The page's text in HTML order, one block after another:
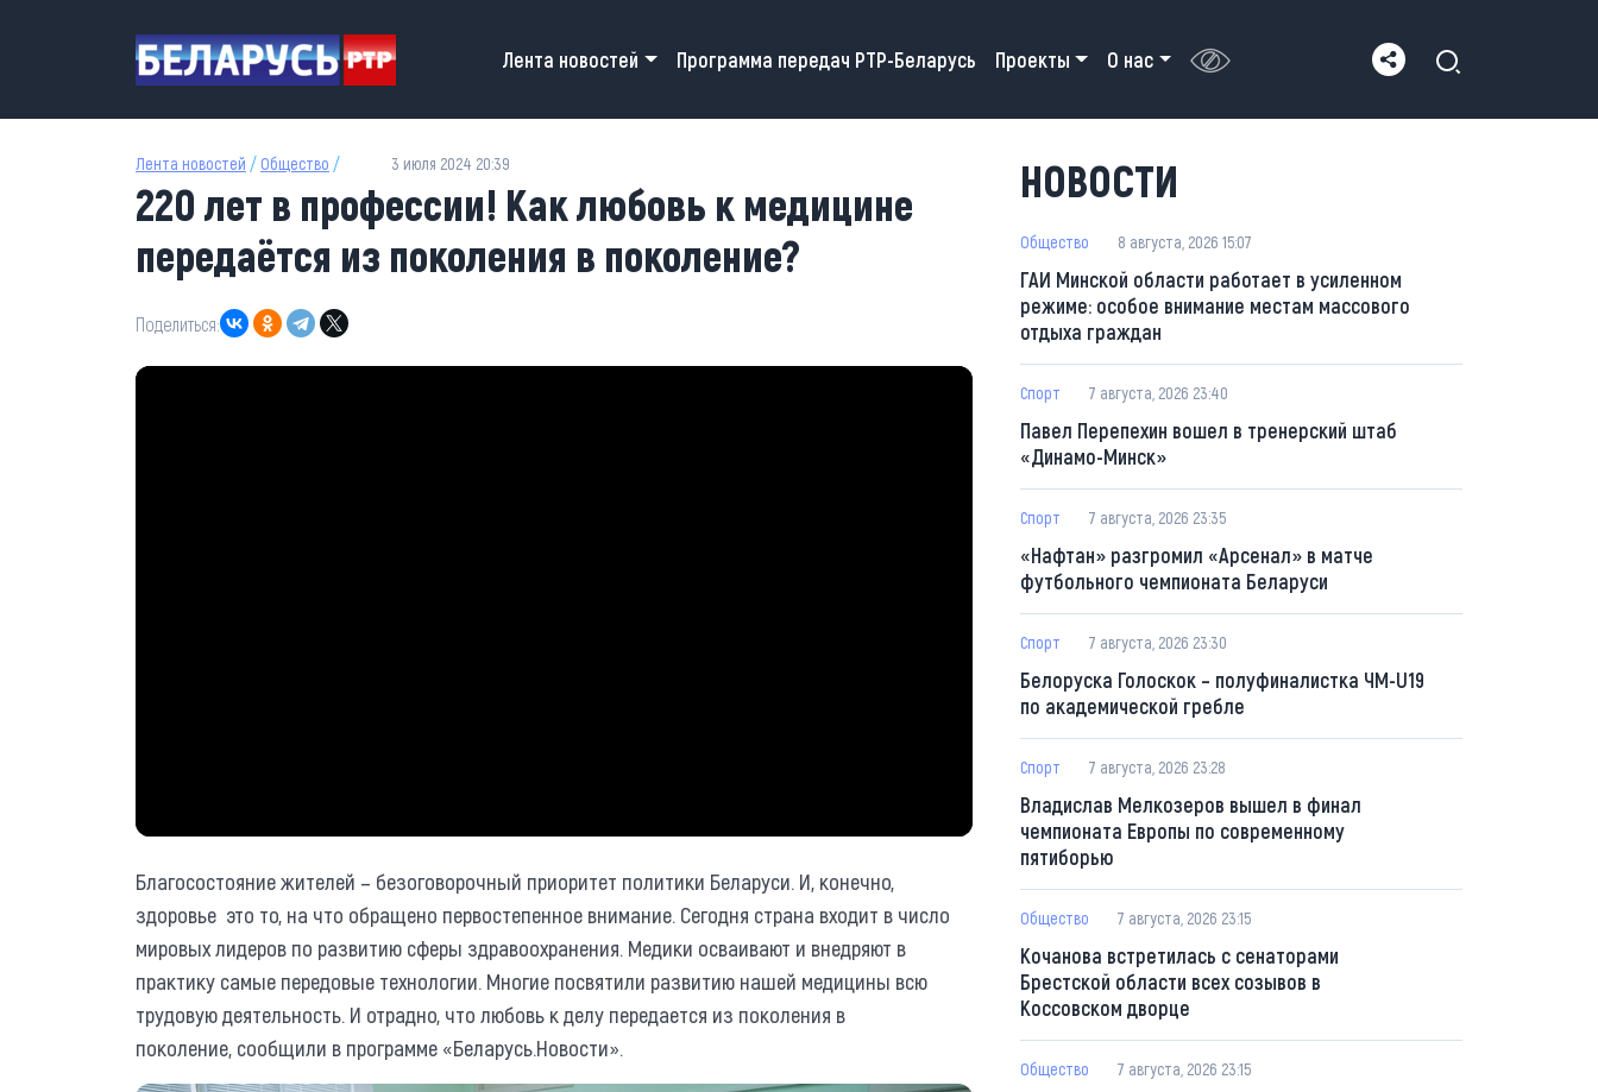
Main navigation
Лента новостей Программа передач РТР-Беларусь Проекты О нас
Лента новостей / Общество / 3 июля 2024 20:39
220 лет в профессии! Как любовь к медицине
передаётся из поколения в поколение?
Поделиться:
Благосостояние жителей – безоговорочный приоритет политики Беларуси. И, конечно,
здоровье это то, на что обращено первостепенное внимание. Сегодня страна входит в число
мировых лидеров по развитию сферы здравоохранения. Медики осваивают и внедряют в
практику самые передовые технологии. Многие посвятили развитию нашей медицины всю
трудовую деятельность. И отрадно, что любовь к делу передается из поколения в
поколение, сообщили в программе «Беларусь.Новости».
НОВОСТИ
Общество 8 августа, 2026 15:07
ГАИ Минской области работает в усиленном
режиме: особое внимание местам массового
отдыха граждан
Спорт 7 августа, 2026 23:40
Павел Перепехин вошел в тренерский штаб
«Динамо-Минск»
Спорт 7 августа, 2026 23:35
«Нафтан» разгромил «Арсенал» в матче
футбольного чемпионата Беларуси
Спорт 7 августа, 2026 23:30
Белоруска Голоскок – полуфиналистка ЧМ-U19
по академической гребле
Спорт 7 августа, 2026 23:28
Владислав Мелкозеров вышел в финал
чемпионата Европы по современному
пятиборью
Общество 7 августа, 2026 23:15
Кочанова встретилась с сенаторами
Брестской области всех созывов в
Коссовском дворце
Общество 7 августа, 2026 23:15